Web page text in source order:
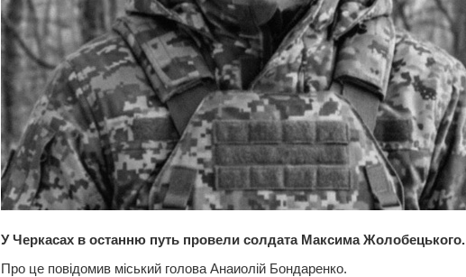
У Черкасах в останню путь провели солдата Максима Жолобецького.
Про це повідомив міський голова Анаиолій Бондаренко.